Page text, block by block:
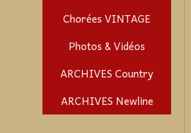
Chorées VINTAGE
Photos & Vidéos
ARCHIVES Country
ARCHIVES Newline